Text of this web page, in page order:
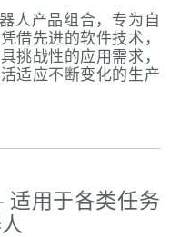
人产品组合，专为自
借先进的软件技术，
挑战性的应用需求，
适应不断变化的生产
适用于各类任务